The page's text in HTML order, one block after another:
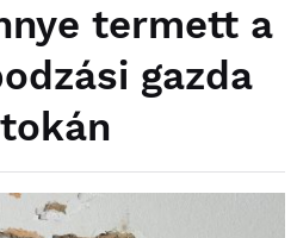
termett a
gazda